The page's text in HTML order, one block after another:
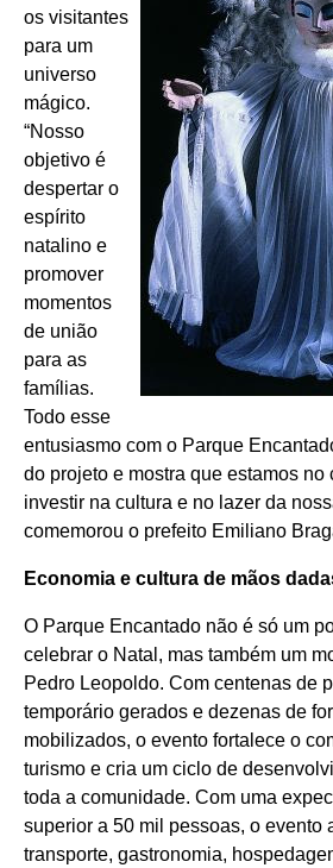
os visitantes
para um
universo
mágico.
“Nosso
objetivo é
despertar o
espírito
natalino e
promover
momentos
de união
para as
famílias.
Todo esse
entusiasmo com o Parque
do projeto e mostra que estamos no
investir na cultura e no lazer da
comemorou o prefeito Emiliano
Economia e cultura de mãos
O Parque Encantado não é só um
celebrar o Natal, mas também um
Pedro Leopoldo. Com centenas de
temporário gerados e dezenas de
mobilizados, o evento fortalece o
turismo e cria um ciclo de
toda a comunidade. Com uma
superior a 50 mil pessoas, o evento
transporte, gastronomia,